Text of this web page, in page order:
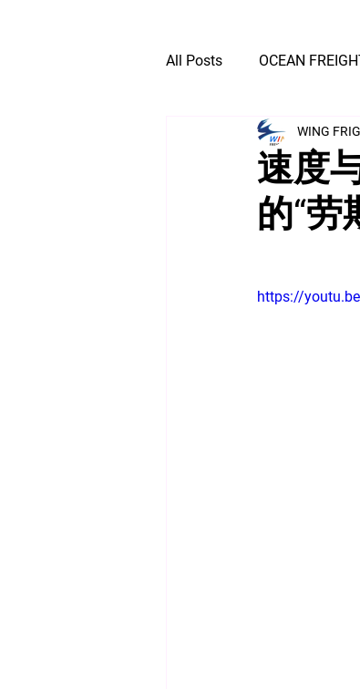
All Posts OCEAN
EXPRESS DELIVERY
速度
的“劳
WING
https://